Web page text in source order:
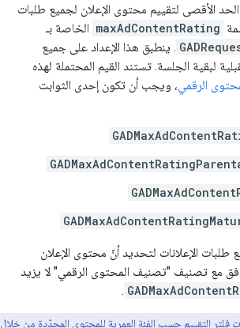
لتقييم محتوى الإعلان لجميع طلبات
maxAdContentRating الخاصة بـ
. ينطبق هذا الإعداد على جميع
لبقية الجلسة. تستند القيم المحتملة لهذه
الرقمي ، ويجب أن تكون إحدى الثوابت
الإعلانات لتحديد أنّ محتوى الإعلان
تصنيف "تصنيف المحتوى الرقمي" لا يزيد
.
التقييم حسب الفئة العمرية للمحتوى المحدّدة من خلال